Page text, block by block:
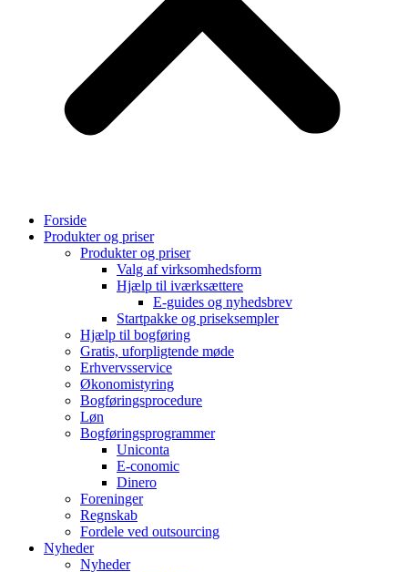
Forside
Produkter og priser
Produkter og priser
Valg af virksomhedsform
Hjælp til iværksættere
E-guides og nyhedsbrev
Startpakke og priseksempler
Hjælp til bogføring
Gratis, uforpligtende møde
Erhvervsservice
Økonomistyring
Bogføringsprocedure
Løn
Bogføringsprogrammer
Uniconta
E-conomic
Dinero
Foreninger
Regnskab
Fordele ved outsourcing
Nyheder
Nyheder